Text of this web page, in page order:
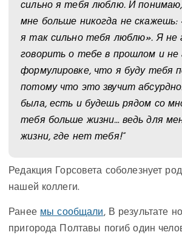
сильно я тебя люблю. И
мне больше никогда не скажешь:
я так сильно тебя люблю». Я не
говорить о тебе в прошлом и не
формулировке, что я буду тебя
потому что это звучит
была, есть и будешь рядом со
тебя больше жизни… ведь для
жизни, где нет тебя!”
Редакция Горсовета соболезнует
нашей коллеги.
Ранее мы сообщали, В результате
пригорода Полтавы погиб один